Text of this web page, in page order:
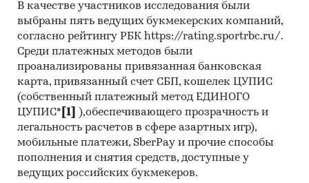
В качестве участников исследования были
выбраны пять ведущих букмекерских компаний,
согласно рейтингу РБК https://rating.sportrbc.ru/.
Среди платежных методов были
проанализированы привязанная банковская
карта, привязанный счет СБП, кошелек ЦУПИС
(собственный платежный метод ЕДИНОГО
ЦУПИС* [1]
),обеспечивающего прозрачность и
легальность расчетов в сфере азартных игр),
мобильные платежи, SberPay и прочие способы
пополнения и снятия средств, доступные у
ведущих российских букмекеров.